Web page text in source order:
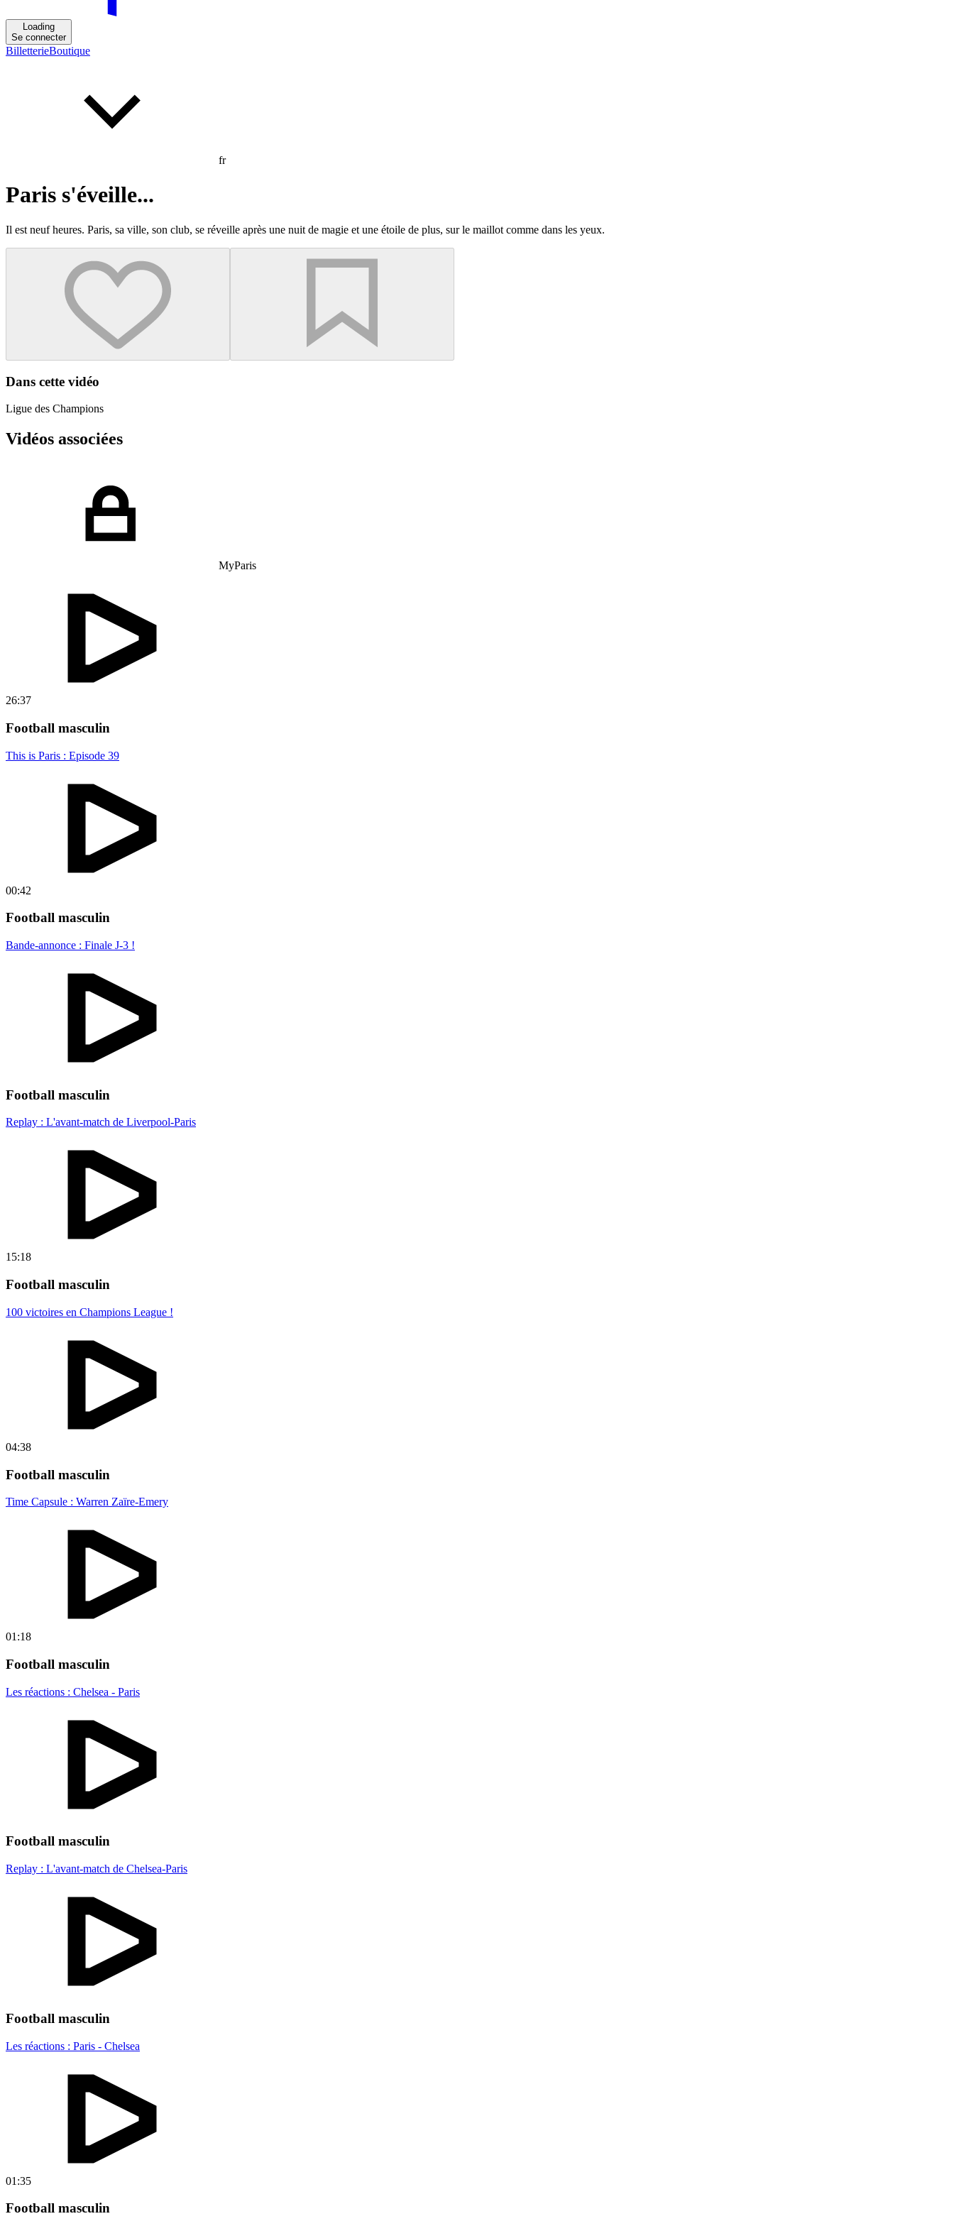
Loading
Se connecter
BilletterieBoutique
fr
Paris s'éveille...
Il est neuf heures. Paris, sa ville, son club, se réveille après une nuit de magie et une étoile de plus, sur le maillot comme dans les yeux.
Dans cette vidéo
Ligue des Champions
Vidéos associées
MyParis
26:37
Football masculin
This is Paris : Episode 39
00:42
Football masculin
Bande-annonce : Finale J-3 !
Football masculin
Replay : L'avant-match de Liverpool-Paris
15:18
Football masculin
100 victoires en Champions League !
04:38
Football masculin
Time Capsule : Warren Zaïre-Emery
01:18
Football masculin
Les réactions : Chelsea - Paris
Football masculin
Replay : L'avant-match de Chelsea-Paris
Football masculin
Les réactions : Paris - Chelsea
01:35
Football masculin